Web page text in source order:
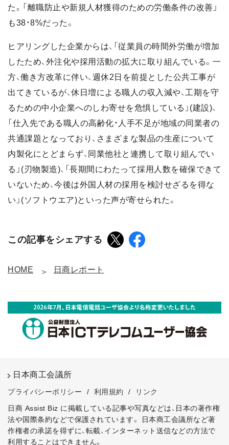
た。「離職防止や新規人材獲得のための労働条件の改善」
も38・8%だった。
ヒアリングした企業からは、「従業員の時間外労働が増加
したため、外注化や採用活動の拡大に取り組んでいる。一
方、働き方改革に伴い、週休2日を前提とした公共工事が
出てきているが、休日増による職人の収入減や、工期を守
るための中小企業へのしわ寄せを危惧している」(建設)、
「仕入先である職人の高齢化・人手不足が地域の同業者の
共通課題となっており、さまざまな製品の生産について
内製化にとどまらず、同業他社と連携して取り組んでい
る」(刃物製造)、「長期間にわたって採用人数を確保できて
いないため、今後は外国人材の採用を検討せざるを得な
い」(ソフトウエア)といった声が寄せられた。
この記事をシェアする
HOME 日商レポート
日本商工会議所
プライバシーポリシー / 利用規約 /
リンク
日商 Assist Biz に掲載している記事や写真などは、日本の著作権
法や国際条約などで保護されています。
日本商工会議所など著
作権者の承諾を得ずに、転載、インターネット送信などの方法で
利用することはできません。